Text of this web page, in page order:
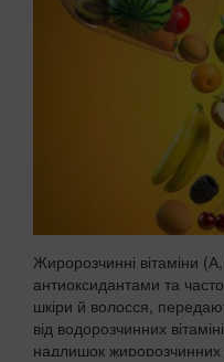
Жиророзчинні вітаміни
антиоксидантами та
шкіри й волосся,
від водорозчинних
надлишок жиророзчинних